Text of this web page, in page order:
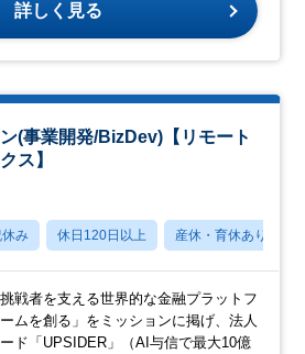
詳しく見る
(事業開発/BizDev)【リモート
ス】
休み 休日120日以上 産休・育休あり
挑戦者を支える世界的な金融プラットフ
ムを創る」をミッションに掲げ、法人
ド「UPSIDER」（AI与信で最大10億